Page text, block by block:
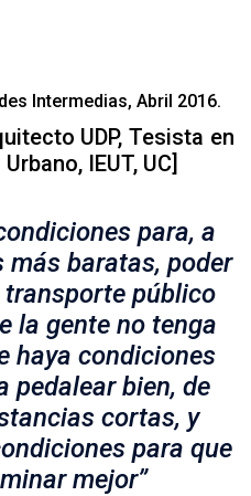
Intermedias, Abril 2016.
UDP, Tesista en
IEUT, UC]
para, a
baratas, poder
público
la gente no tenga
haya condiciones
pedalear bien, de
cortas, y
para que
mejor”